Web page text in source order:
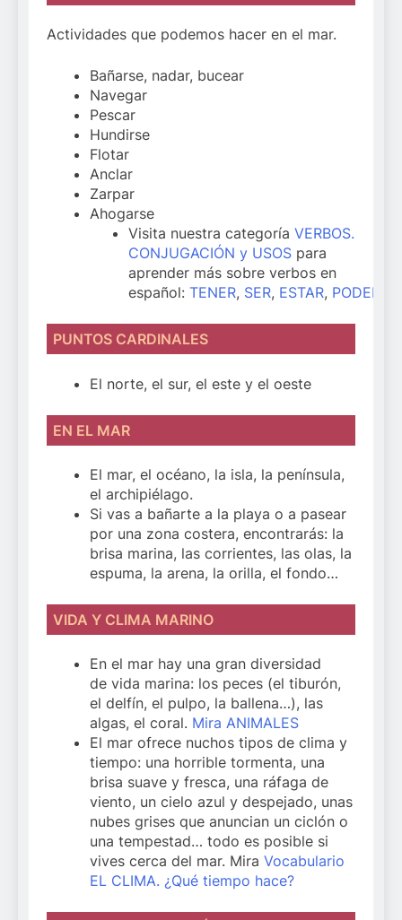
Actividades que podemos hacer en el mar.
Bañarse, nadar, bucear
Navegar
Pescar
Hundirse
Flotar
Anclar
Zarpar
Ahogarse
Visita nuestra categoríaVERBOS.
CONJUGACIÓN y USOS para
aprender más sobre verbos en
español:TENER, SER, ESTAR, PODER
PUNTOS CARDINALES
El norte, el sur, el este y el oeste
EN EL MAR
El mar, el océano, la isla, la península,
el archipiélago.
Si vas a bañarte a la playa o a pasear
por una zona costera, encontrarás: la
brisa marina, las corrientes, las olas, la
espuma, la arena, la orilla, el fondo…
VIDA Y CLIMA MARINO
En el mar hay una gran diversidad
de vida marina: los peces (el tiburón,
el delfín, el pulpo, la ballena…), las
algas, el coral. Mira ANIMALES
El mar ofrece nuchos tipos de clima y
tiempo: una horrible tormenta, una
brisa suave y fresca, una ráfaga de
viento, un cielo azul y despejado, unas
nubes grises que anuncian un ciclón o
una tempestad… todo es posible si
vives cerca del mar. Mira Vocabulario
EL CLIMA. ¿Qué tiempo hace?